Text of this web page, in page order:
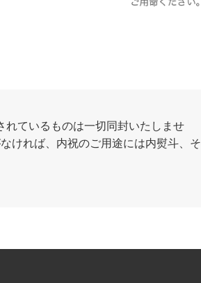
れているものは一切同封いたしませ
ければ、内祝のご用途には内熨斗、そ